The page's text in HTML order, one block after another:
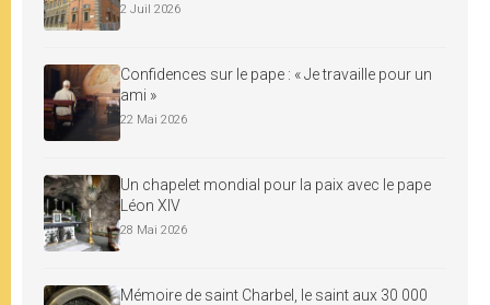
2 Juil 2026
Confidences sur le pape : « Je travaille pour un
ami »
22 Mai 2026
Un chapelet mondial pour la paix avec le pape
Léon XIV
28 Mai 2026
Mémoire de saint Charbel, le saint aux 30 000